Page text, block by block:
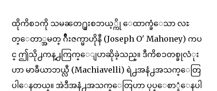
ထိုကိစၥကို သမၼတ႐ူးစဘယ့္ကို ေထာက္ခံေသာ လႊ
တ္ေတာ္အမတ္ ဂ်ိဳးဇက္မာဟိုနီ (Joseph O' Mahoney) ကပ
င္ ဤသို႕ကန္႕ကြက္ေျပာဆိုခဲ့သည္။ ဒီကိစၥတစ္ခုလံုး
ဟာ မာခီယာဘယ္လီ (Machiavelli) ရဲ႕အနံ႕အသက္ေတြ
ပါေနတယ္။ အဲဒီအနံ႕အသက္ေတြဟာ ပုပ္ေစာ္နံေနပါ